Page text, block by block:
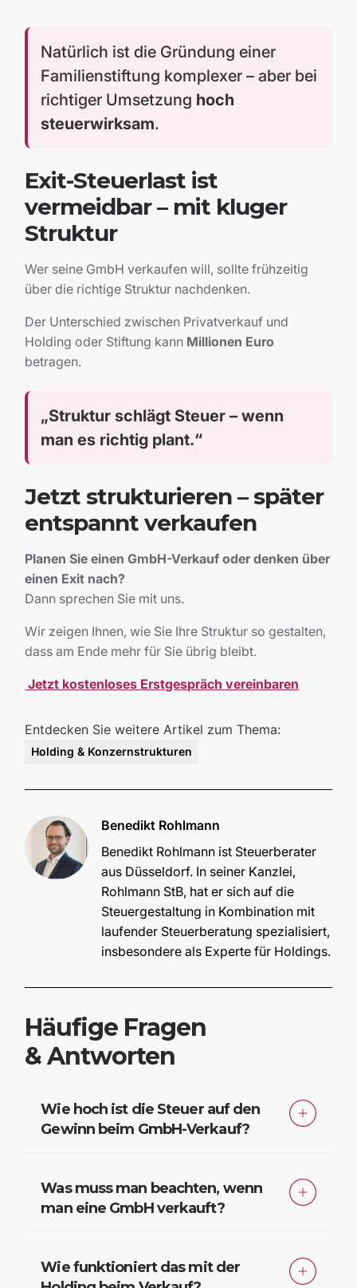
Natürlich ist die Gründung einer
Familienstiftung komplexer – aber bei
richtiger Umsetzung hoch
steuerwirksam.
Exit-Steuerlast ist
vermeidbar – mit kluger
Struktur
Wer seine GmbH verkaufen will, sollte frühzeitig
über die richtige Struktur nachdenken.
Der Unterschied zwischen Privatverkauf und
Holding oder Stiftung kann Millionen Euro
betragen.
„Struktur schlägt Steuer – wenn
man es richtig plant.“
Jetzt strukturieren – später
entspannt verkaufen
Planen Sie einen GmbH-Verkauf oder denken über
einen Exit nach?
Dann sprechen Sie mit uns.
Wir zeigen Ihnen, wie Sie Ihre Struktur so gestalten,
dass am Ende mehr für Sie übrig bleibt.
Jetzt kostenloses Erstgespräch vereinbaren
Entdecken Sie weitere Artikel zum Thema:
Holding & Konzernstrukturen
Benedikt Rohlmann
‍Benedikt Rohlmann ist Steuerberater
aus Düsseldorf. In seiner Kanzlei,
Rohlmann StB, hat er sich auf die
Steuergestaltung in Kombination mit
laufender Steuerberatung spezialisiert,
insbesondere als Experte für Holdings.
Häufige Fragen
& Antworten
Wie hoch ist die Steuer auf den
Gewinn beim GmbH-Verkauf?
steuerpflichtig, versteuert mit dem
persönlichen Steuersatz. Das kann schnell zu
1,5 % auf den Gewinn.
Was muss man beachten, wenn
man eine GmbH verkauft?
Privatverkauf = hohe Steuer , Verkauf durch
Holding oder Familienstiftung = steuerlich
Wie funktioniert das mit der